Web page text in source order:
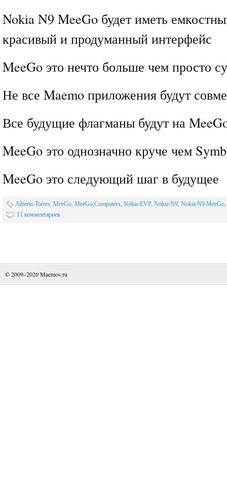
Nokia N9 MeeGo будет иметь
красивый и продуманный интерфейс
MeeGo это нечто больше чем просто
Не все Maemo приложения будут
Все будущие флагманы будут на
MeeGo это однозначно круче чем
MeeGo это следующий шаг в будущее
Alberto Torres, MeeGo, MeeGo Computers, Nokia EVP, Nokia N9, Nokia N9 MeeGo,
11 комментариев
© 2009–2026Maemos.ru